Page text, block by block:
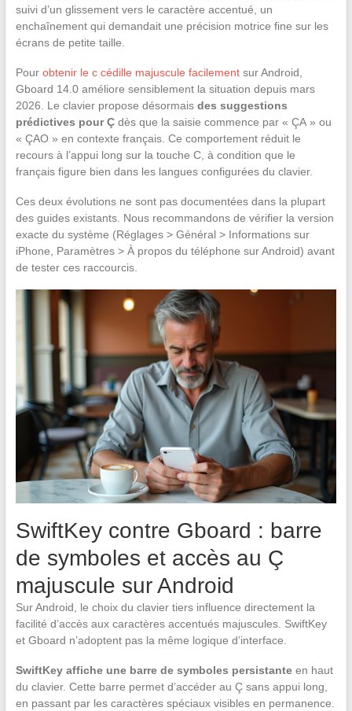
suivi d’un glissement vers le caractère accentué, un
enchaînement qui demandait une précision motrice fine sur les
écrans de petite taille.
Pour obtenir le c cédille majuscule facilementsur Android,
Gboard 14.0 améliore sensiblement la situation depuis mars
2026. Le clavier propose désormais des suggestions
prédictives pour Çdès que la saisie commence par « ÇA » ou
« ÇAO » en contexte français. Ce comportement réduit le
recours à l’appui long sur la touche C, à condition que le
français figure bien dans les langues configurées du clavier.
Ces deux évolutions ne sont pas documentées dans la plupart
des guides existants. Nous recommandons de vérifier la version
exacte du système (Réglages > Général > Informations sur
iPhone, Paramètres > À propos du téléphone sur Android) avant
de tester ces raccourcis.
SwiftKey contre Gboard : barre
de symboles et accès au Ç
majuscule sur Android
Sur Android, le choix du clavier tiers influence directement la
facilité d’accès aux caractères accentués majuscules. SwiftKey
et Gboard n’adoptent pas la même logique d’interface.
SwiftKey affiche une barre de symboles persistanteen haut
du clavier. Cette barre permet d’accéder au Ç sans appui long,
en passant par les caractères spéciaux visibles en permanence.